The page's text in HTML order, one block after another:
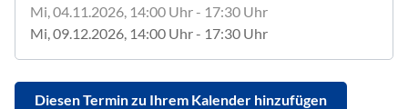
Mi, 04.11.2026 , 14:00 Uhr- 17:30 Uhr
Mi, 09.12.2026 , 14:00 Uhr- 17:30 Uhr
Diesen Termin zu Ihrem Kalender hinzufügen